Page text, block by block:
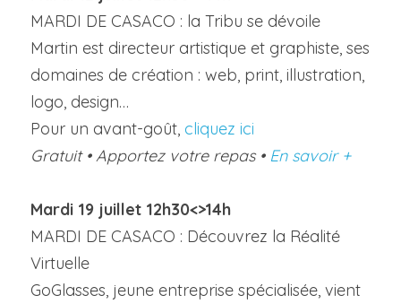
MARDI DE CASACO : la Tribu se dévoile
Martin est directeur artistique et graphiste, ses
domaines de création : web, print, illustration,
logo, design…
Pour un avant-goût, cliquez ici
Gratuit • Apportez votre repas • En savoir +
Mardi 19 juillet 12h30<>14h
MARDI DE CASACO : Découvrez la Réalité
Virtuelle
GoGlasses, jeune entreprise spécialisée, vient